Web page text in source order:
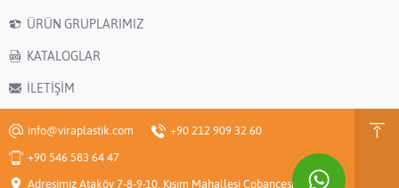
ÜRÜN GRUPLARIMIZ
KATALOGLAR
İLETİŞİM
info@viraplastik.com
+90 212 909 32 60
+90 546 583 64 47
Adresimiz Ataköy 7-8-9-10. Kısım Mahallesi Çobançeşme E-5